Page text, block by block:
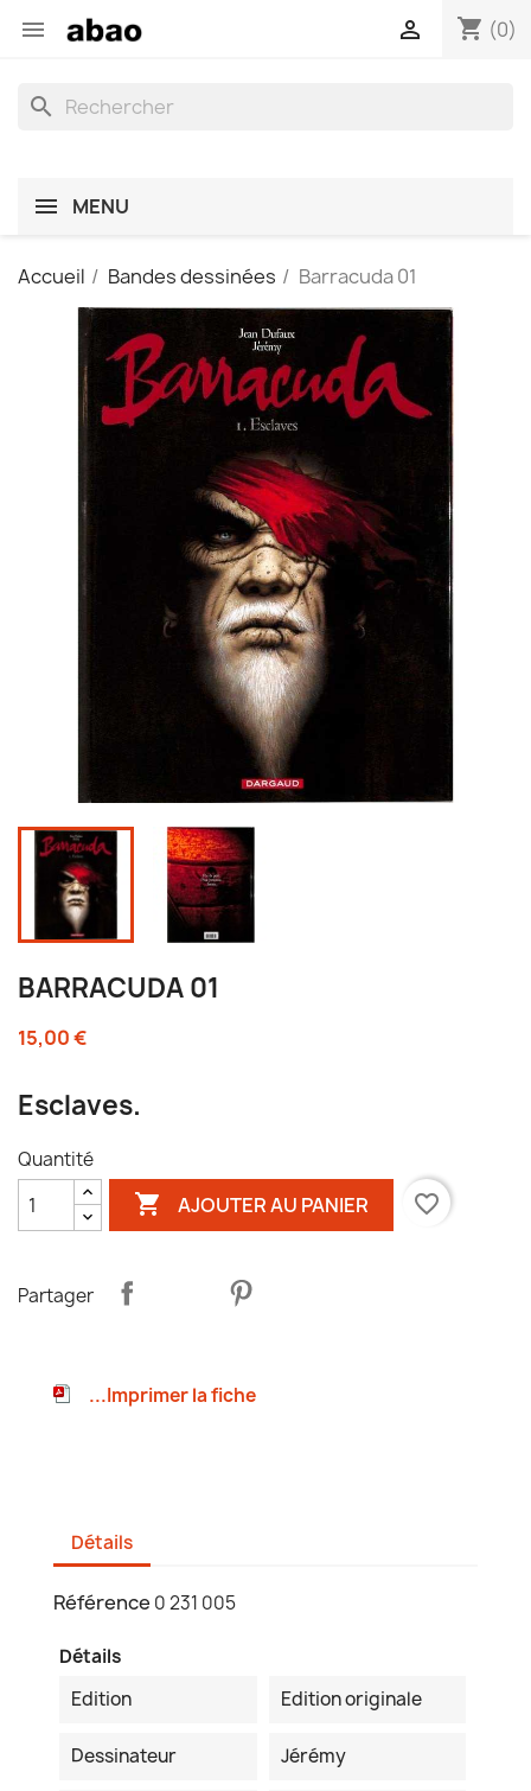
 shopping_cart (0)

search
MENU
Accueil Bandes dessinées Barracuda 01
BARRACUDA 01
15,00 €
Esclaves.
Quantité
 AJOUTER AU PANIER favorite_border
Partager
...Imprimer la fiche
Détails
Référence 0 231 005
Détails
Edition
Edition originale
Dessinateur Jérémy